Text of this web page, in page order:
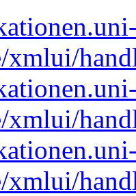
xmlui/
xmlui/
xmlui/